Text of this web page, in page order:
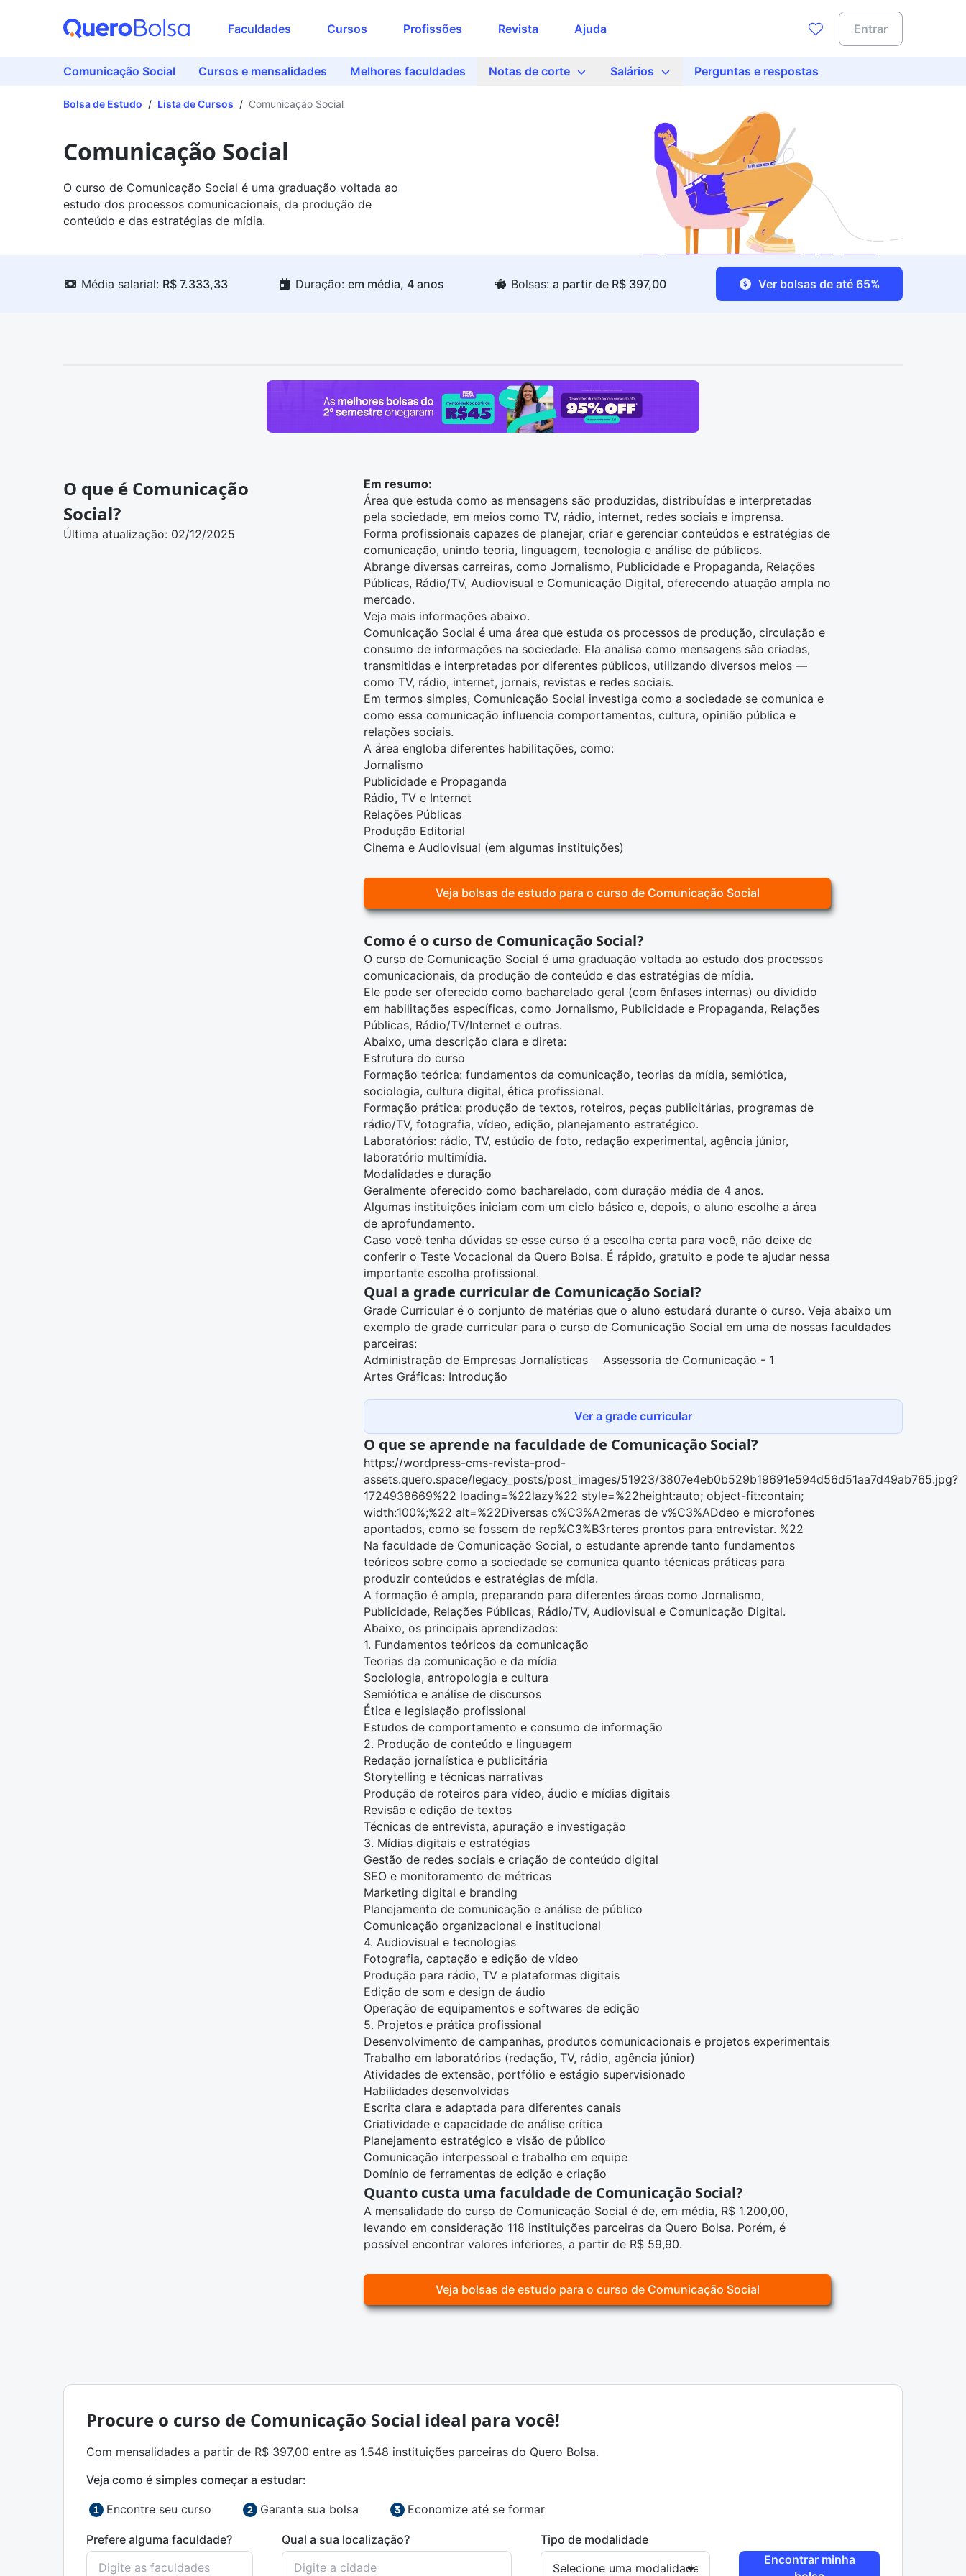
Faculdades Cursos Profissões Revista Ajuda Entrar
Comunicação Social Cursos e mensalidades Melhores faculdades Notas de corte Salários Perguntas e respostas
Bolsa de Estudo / Lista de Cursos / Comunicação Social
Comunicação Social
O curso de Comunicação Social é uma graduação voltada ao
estudo dos processos comunicacionais, da produção de
conteúdo e das estratégias de mídia.
Média salarial: R$ 7.333,33 Duração: em média, 4 anos Bolsas: a partir de R$ 397,00 Ver bolsas de até 65%
O que é Comunicação
Social?
Última atualização: 02/12/2025
Em resumo:
Área que estuda como as mensagens são produzidas, distribuídas e interpretadas
pela sociedade, em meios como TV, rádio, internet, redes sociais e imprensa.
Forma profissionais capazes de planejar, criar e gerenciar conteúdos e estratégias de
comunicação, unindo teoria, linguagem, tecnologia e análise de públicos.
Abrange diversas carreiras, como Jornalismo, Publicidade e Propaganda, Relações
Públicas, Rádio/TV, Audiovisual e Comunicação Digital, oferecendo atuação ampla no
mercado.
Veja mais informações abaixo.
Comunicação Social é uma área que estuda os processos de produção, circulação e
consumo de informações na sociedade. Ela analisa como mensagens são criadas,
transmitidas e interpretadas por diferentes públicos, utilizando diversos meios —
como TV, rádio, internet, jornais, revistas e redes sociais.
Em termos simples, Comunicação Social investiga como a sociedade se comunica e
como essa comunicação influencia comportamentos, cultura, opinião pública e
relações sociais.
A área engloba diferentes habilitações, como:
Jornalismo
Publicidade e Propaganda
Rádio, TV e Internet
Relações Públicas
Produção Editorial
Cinema e Audiovisual (em algumas instituições)
Veja bolsas de estudo para o curso de Comunicação Social
Como é o curso de Comunicação Social?
O curso de Comunicação Social é uma graduação voltada ao estudo dos processos
comunicacionais, da produção de conteúdo e das estratégias de mídia.
Ele pode ser oferecido como bacharelado geral (com ênfases internas) ou dividido
em habilitações específicas, como Jornalismo, Publicidade e Propaganda, Relações
Públicas, Rádio/TV/Internet e outras.
Abaixo, uma descrição clara e direta:
Estrutura do curso
Formação teórica: fundamentos da comunicação, teorias da mídia, semiótica,
sociologia, cultura digital, ética profissional.
Formação prática: produção de textos, roteiros, peças publicitárias, programas de
rádio/TV, fotografia, vídeo, edição, planejamento estratégico.
Laboratórios: rádio, TV, estúdio de foto, redação experimental, agência júnior,
laboratório multimídia.
Modalidades e duração
Geralmente oferecido como bacharelado, com duração média de 4 anos.
Algumas instituições iniciam com um ciclo básico e, depois, o aluno escolhe a área
de aprofundamento.
Caso você tenha dúvidas se esse curso é a escolha certa para você, não deixe de
conferir o Teste Vocacional da Quero Bolsa. É rápido, gratuito e pode te ajudar nessa
importante escolha profissional.
Qual a grade curricular de Comunicação Social?
Grade Curricular é o conjunto de matérias que o aluno estudará durante o curso. Veja abaixo um
exemplo de grade curricular para o curso de Comunicação Social em uma de nossas faculdades
parceiras:
Administração de Empresas Jornalísticas
Artes Gráficas: Introdução
Assessoria de Comunicação - 1
Ver a grade curricular
O que se aprende na faculdade de Comunicação Social?
https://wordpress-cms-revista-prod-
assets.quero.space/legacy_posts/post_images/51923/3807e4eb0b529b19691e594d56d51aa7d49ab765.jpg?
1724938669%22 loading=%22lazy%22 style=%22height:auto; object-fit:contain;
width:100%;%22 alt=%22Diversas c%C3%A2meras de v%C3%ADdeo e microfones
apontados, como se fossem de rep%C3%B3rteres prontos para entrevistar. %22
Na faculdade de Comunicação Social, o estudante aprende tanto fundamentos
teóricos sobre como a sociedade se comunica quanto técnicas práticas para
produzir conteúdos e estratégias de mídia.
A formação é ampla, preparando para diferentes áreas como Jornalismo,
Publicidade, Relações Públicas, Rádio/TV, Audiovisual e Comunicação Digital.
Abaixo, os principais aprendizados:
1. Fundamentos teóricos da comunicação
Teorias da comunicação e da mídia
Sociologia, antropologia e cultura
Semiótica e análise de discursos
Ética e legislação profissional
Estudos de comportamento e consumo de informação
2. Produção de conteúdo e linguagem
Redação jornalística e publicitária
Storytelling e técnicas narrativas
Produção de roteiros para vídeo, áudio e mídias digitais
Revisão e edição de textos
Técnicas de entrevista, apuração e investigação
3. Mídias digitais e estratégias
Gestão de redes sociais e criação de conteúdo digital
SEO e monitoramento de métricas
Marketing digital e branding
Planejamento de comunicação e análise de público
Comunicação organizacional e institucional
4. Audiovisual e tecnologias
Fotografia, captação e edição de vídeo
Produção para rádio, TV e plataformas digitais
Edição de som e design de áudio
Operação de equipamentos e softwares de edição
5. Projetos e prática profissional
Desenvolvimento de campanhas, produtos comunicacionais e projetos experimentais
Trabalho em laboratórios (redação, TV, rádio, agência júnior)
Atividades de extensão, portfólio e estágio supervisionado
Habilidades desenvolvidas
Escrita clara e adaptada para diferentes canais
Criatividade e capacidade de análise crítica
Planejamento estratégico e visão de público
Comunicação interpessoal e trabalho em equipe
Domínio de ferramentas de edição e criação
Quanto custa uma faculdade de Comunicação Social?
A mensalidade do curso de Comunicação Social é de, em média, R$ 1.200,00,
levando em consideração 118 instituições parceiras da Quero Bolsa. Porém, é
possível encontrar valores inferiores, a partir de R$ 59,90.
Veja bolsas de estudo para o curso de Comunicação Social
Procure o curso de Comunicação Social ideal para você!
Com mensalidades a partir de R$ 397,00 entre as 1.548 instituições parceiras do Quero Bolsa.
Veja como é simples começar a estudar:
Encontre seu curso Garanta sua bolsa Economize até se formar
Prefere alguma faculdade? Qual a sua localização?
Tipo de modalidade
Encontrar minha